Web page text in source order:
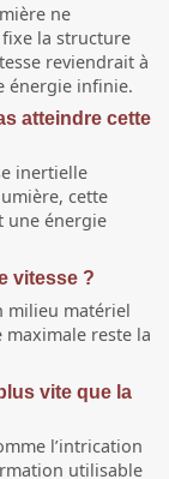
ne
fixe la structure
reviendrait à
énergie infinie.
atteindre cette
inertielle
cette
une énergie
vitesse ?
milieu matériel
maximale reste la
vite que la
l’intrication
utilisable